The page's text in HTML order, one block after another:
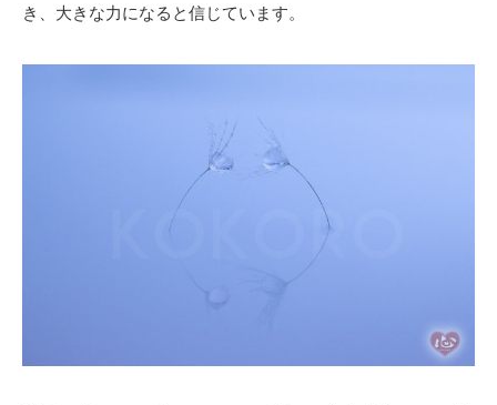
き、大きな力になると信じています。